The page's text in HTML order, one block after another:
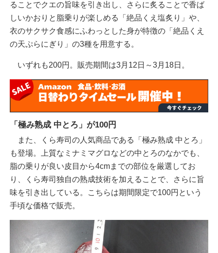
ることでクエの旨味を引き出し、さらに炙ることで香ば
しいかおりと脂乗りが楽しめる「絶品くえ塩炙り」や、
衣のサクサク食感にふわっとした身が特徴の「絶品くえ
の天ぷらにぎり」の3種を用意する。
いずれも200円。販売期間は3月12日～3月18日。
「極み熟成 中とろ」が100円
また、くら寿司の人気商品である「極み熟成 中とろ」
も登場。上質なミナミマグロなどの中とろのなかでも、
脂の乗りが良い皮目から4cmまでの部位を厳選してお
り、くら寿司独自の熟成技術を加えることで、さらに旨
味を引き出している。こちらは期間限定で100円という
手頃な価格で販売。